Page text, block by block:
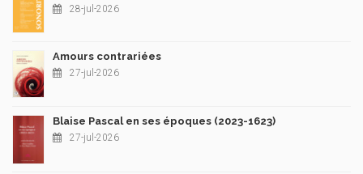
28-jul-2026
Amours contrariées
27-jul-2026
Blaise Pascal en ses époques (2023-1623)
27-jul-2026